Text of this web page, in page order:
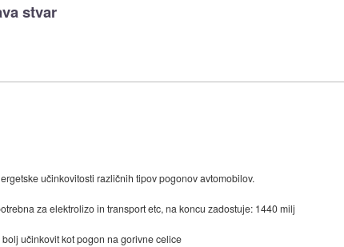
stvar
učinkovitosti različnih tipov pogonov avtomobilov.
za elektrolizo in transport etc, na koncu zadostuje: 1440 milj
učinkovit kot pogon na gorivne celice